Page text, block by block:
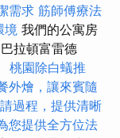
需求 筋師傅療法
境 我們的公寓房
拉頓富雷德
桃園除白蟻推
外燴，讓來賓隨
過程，提供清晰
您提供全方位法